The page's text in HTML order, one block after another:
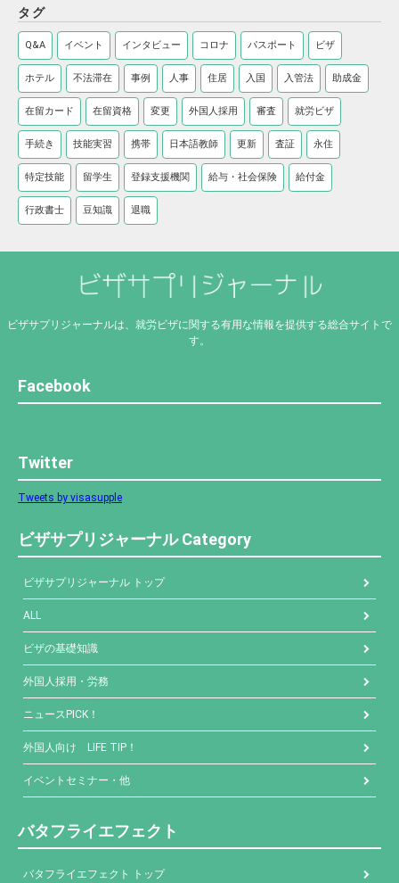
タグ
Q&A イベント インタビュー コロナ パスポート ビザ
ホテル 不法滞在 事例 人事 住居 入国 入管法 助成金
在留カード 在留資格 変更 外国人採用 審査 就労ビザ
手続き 技能実習 携帯 日本語教師 更新 査証 永住
特定技能 留学生 登録支援機関 給与・社会保険 給付金
行政書士 豆知識 退職
ビザサプリジャーナルは、就労ビザに関する有用な情報を提供する総合サイトで
す。
Facebook
Twitter
Tweets by visasupple
ビザサプリジャーナル Category
ビザサプリジャーナル トップ
ALL
ビザの基礎知識
外国人採用・労務
ニュースPICK！
外国人向け LIFE TIP！
イベントセミナー・他
バタフライエフェクト
バタフライエフェクト トップ